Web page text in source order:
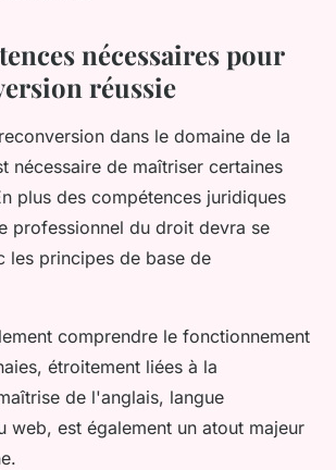
nécessaires pour
réussie
dans le domaine de la
nécessaire de maîtriser certaines
plus des compétences juridiques
professionnel du droit devra se
les principes de base de
comprendre le fonctionnement
étroitement liées à la
de l'anglais, langue
web, est également un atout majeur